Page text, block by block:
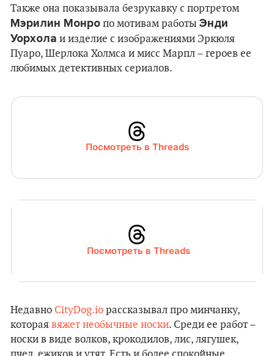
Также она показывала безрукавку с портретом
Мэрилин Монро по мотивам работы Энди
Уорхола и изделие с изображениями Эркюля
Пуаро, Шерлока Холмса и мисс Марпл – героев ее
любимых детективных сериалов.
Посмотреть в Threads
Посмотреть в Threads
Недавно CityDog.io рассказывал про минчанку,
которая вяжет необычные носки. Среди ее работ –
носки в виде волков, крокодилов, лис, лягушек,